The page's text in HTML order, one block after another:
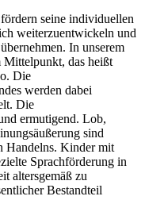
seine individuellen
weiterzuentwickeln und
In unserem
das heißt
Die
werden dabei
Die
ermutigend. Lob,
sind
Handelns. Kinder mit
Sprachförderung in
altersgemäß zu
Bestandteil